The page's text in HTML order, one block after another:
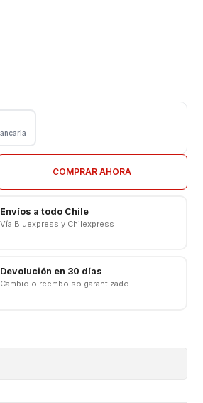
COMPRAR AHORA
Envíos a todo Chile
Vía Bluexpress y Chilexpress
Devolución en 30 días
Cambio o reembolso garantizado